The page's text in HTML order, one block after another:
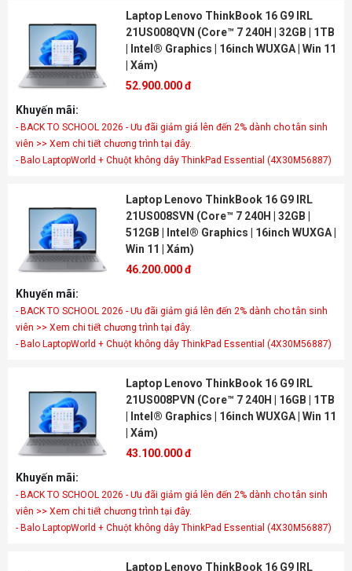
Laptop Lenovo ThinkBook 16 G9 IRL
21US008QVN (Core™ 7 240H | 32GB | 1TB
| Intel® Graphics | 16inch WUXGA | Win 11
| Xám)
52.900.000 đ
Khuyến mãi:
- BACK TO SCHOOL 2026 - Ưu đãi giảm giá lên đến 2% dành cho tân sinh
viên >> Xem chi tiết chương trình tại đây.
- Balo LaptopWorld + Chuột không dây ThinkPad Essential (4X30M56887)
Laptop Lenovo ThinkBook 16 G9 IRL
21US008SVN (Core™ 7 240H | 32GB |
512GB | Intel® Graphics | 16inch WUXGA |
Win 11 | Xám)
46.200.000 đ
Khuyến mãi:
- BACK TO SCHOOL 2026 - Ưu đãi giảm giá lên đến 2% dành cho tân sinh
viên >> Xem chi tiết chương trình tại đây.
- Balo LaptopWorld + Chuột không dây ThinkPad Essential (4X30M56887)
Laptop Lenovo ThinkBook 16 G9 IRL
21US008PVN (Core™ 7 240H | 16GB | 1TB
| Intel® Graphics | 16inch WUXGA | Win 11
| Xám)
43.100.000 đ
Khuyến mãi:
- BACK TO SCHOOL 2026 - Ưu đãi giảm giá lên đến 2% dành cho tân sinh
viên >> Xem chi tiết chương trình tại đây.
- Balo LaptopWorld + Chuột không dây ThinkPad Essential (4X30M56887)
Laptop Lenovo ThinkBook 16 G9 IRL